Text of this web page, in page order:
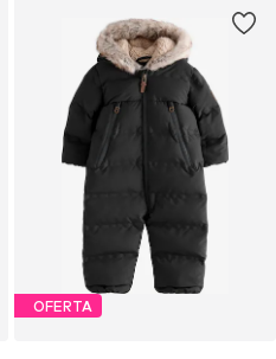
OFERTA